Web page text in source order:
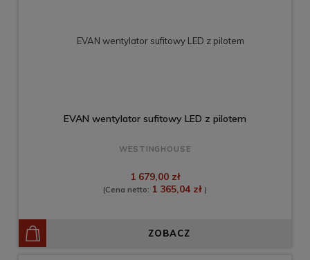
EVAN wentylator sufitowy LED z pilotem
WESTINGHOUSE
1 679,00 zł
(Cena netto: 1 365,04 zł )
ZOBACZ